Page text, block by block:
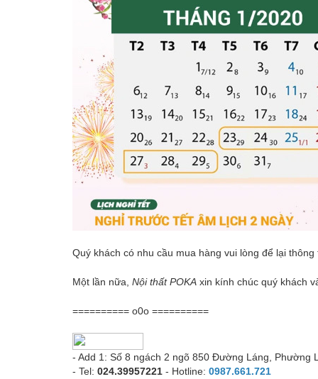
Quý khách có nhu cầu mua hàng vui lòng để lại
Một lần nữa, Nội thất POKA xin kính chúc quý khách
========== o0o ==========
- Add 1: Số 8 ngách 2 ngõ 850 Đường Láng, Phường
- Tel: 024.39957221 - Hotline: 0987.661.721